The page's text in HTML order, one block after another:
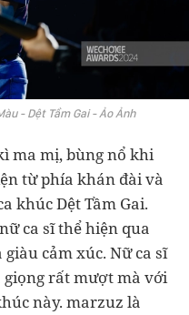
- Dệt Tầm Gai - Ảo Ảnh
ma mị, bùng nổ khi
từ phía khán đài và
khúc Dệt Tầm Gai.
ca sĩ thể hiện qua
cảm xúc. Nữ ca sĩ
rất mượt mà với
này. marzuz là